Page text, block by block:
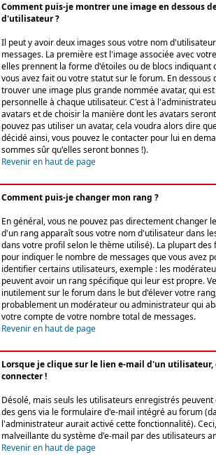
Comment puis-je montrer une image en dessous
d'utilisateur ?
Il peut y avoir deux images sous votre nom
messages. La première est l'image associée avec
elles prennent la forme d'étoiles ou de blocs indiquant
vous avez fait ou votre statut sur le forum. En dessous
trouver une image plus grande nommée avatar, qui
personnelle à chaque utilisateur. C'est à
avatars et de choisir la manière dont les avatars
pouvez pas utiliser un avatar, cela voudra alors dire
décidé ainsi, vous pouvez le contacter pour lui en
sommes sûr qu'elles seront bonnes !).
Revenir en haut de page
Comment puis-je changer mon rang ?
En général, vous ne pouvez pas directement changer
d'un rang apparaît sous votre nom d'utilisateur dans
dans votre profil selon le thème utilisé). La plupart
pour indiquer le nombre de messages que vous avez
identifier certains utilisateurs, exemple : les
peuvent avoir un rang spécifique qui leur est propre.
inutilement sur le forum dans le but d'élever votre
probablement un modérateur ou administrateur qui
votre compte de votre nombre total de messages.
Revenir en haut de page
Lorsque je clique sur le lien e-mail d'un utilisateur,
connecter !
Désolé, mais seuls les utilisateurs enregistrés peuvent
des gens via le formulaire d'e-mail intégré au forum
l'administrateur aurait activé cette fonctionnalité).
malveillante du système d'e-mail par des utilisateurs
Revenir en haut de page